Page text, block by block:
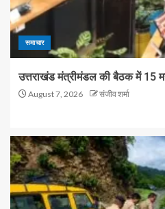
समाचार
उत्तराखंड मंत्रीमंडल की बैठक में 15
August 7, 2026 संजीव शर्मा